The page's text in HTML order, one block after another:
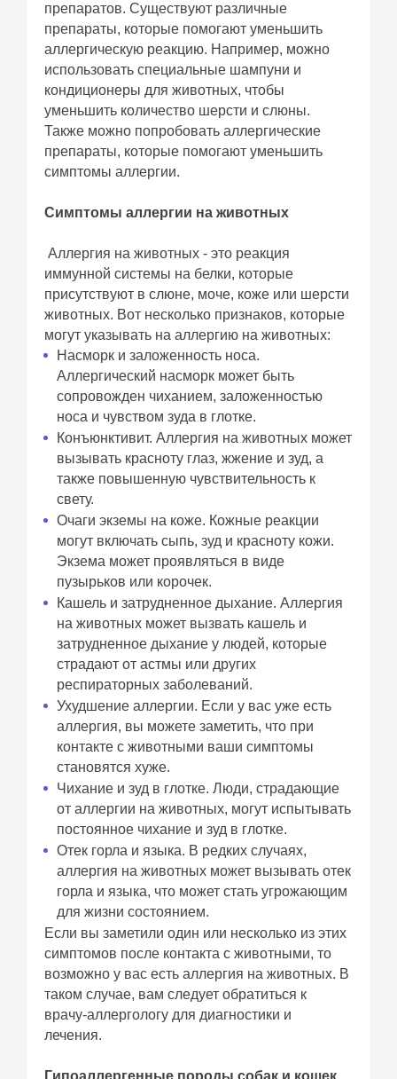
препаратов. Существуют различные
препараты, которые помогают уменьшить
аллергическую реакцию. Например, можно
использовать специальные шампуни и
кондиционеры для животных, чтобы
уменьшить количество шерсти и слюны.
Также можно попробовать аллергические
препараты, которые помогают уменьшить
симптомы аллергии.
Симптомы аллергии на животных
Аллергия на животных - это реакция
иммунной системы на белки, которые
присутствуют в слюне, моче, коже или шерсти
животных. Вот несколько признаков, которые
могут указывать на аллергию на животных:
Насморк и заложенность носа.
Аллергический насморк может быть
сопровожден чиханием, заложенностью
носа и чувством зуда в глотке.
Конъюнктивит. Аллергия на животных может
вызывать красноту глаз, жжение и зуд, а
также повышенную чувствительность к
свету.
Очаги экземы на коже. Кожные реакции
могут включать сыпь, зуд и красноту кожи.
Экзема может проявляться в виде
пузырьков или корочек.
Кашель и затрудненное дыхание. Аллергия
на животных может вызвать кашель и
затрудненное дыхание у людей, которые
страдают от астмы или других
респираторных заболеваний.
Ухудшение аллергии. Если у вас уже есть
аллергия, вы можете заметить, что при
контакте с животными ваши симптомы
становятся хуже.
Чихание и зуд в глотке. Люди, страдающие
от аллергии на животных, могут испытывать
постоянное чихание и зуд в глотке.
Отек горла и языка. В редких случаях,
аллергия на животных может вызывать отек
горла и языка, что может стать угрожающим
для жизни состоянием.
Если вы заметили один или несколько из этих
симптомов после контакта с животными, то
возможно у вас есть аллергия на животных. В
таком случае, вам следует обратиться к
врачу-аллергологу для диагностики и
лечения.